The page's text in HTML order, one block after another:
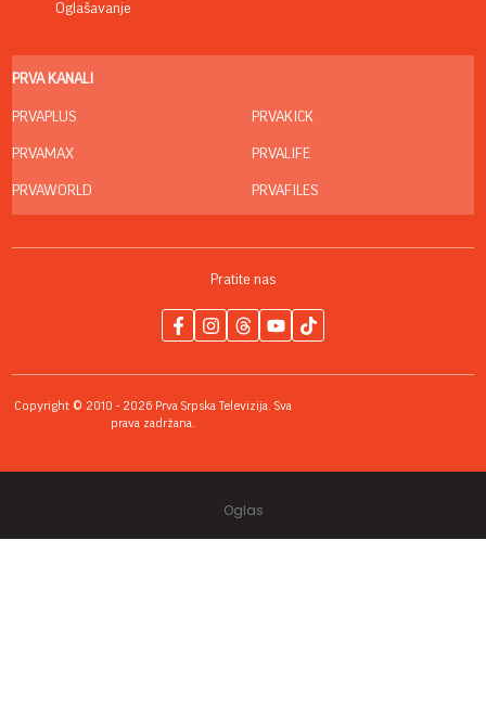
Oglašavanje
PRVA KANALI
PRVAPLUS
PRVAMAX
PRVAWORLD
PRVAKICK
PRVALIFE
PRVAFILES
Pratite nas
Copyright © 2010 - 2026 Prva Srpska Televizija. Sva
prava zadržana.